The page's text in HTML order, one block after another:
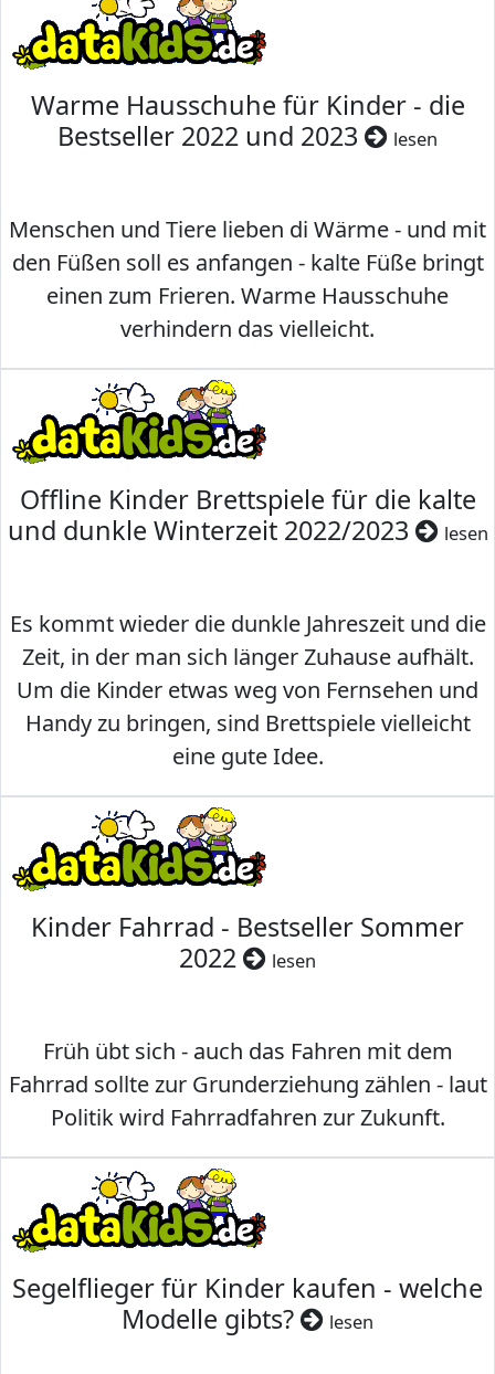
Warme Hausschuhe für Kinder - die
Bestseller 2022 und 2023
lesen
Menschen und Tiere lieben di Wärme - und mit
den Füßen soll es anfangen - kalte Füße bringt
einen zum Frieren. Warme Hausschuhe
verhindern das vielleicht.
Offline Kinder Brettspiele für die kalte
und dunkle Winterzeit 2022/2023
lesen
Es kommt wieder die dunkle Jahreszeit und die
Zeit, in der man sich länger Zuhause aufhält.
Um die Kinder etwas weg von Fernsehen und
Handy zu bringen, sind Brettspiele vielleicht
eine gute Idee.
Kinder Fahrrad - Bestseller Sommer
2022
lesen
Früh übt sich - auch das Fahren mit dem
Fahrrad sollte zur Grunderziehung zählen - laut
Politik wird Fahrradfahren zur Zukunft.
Segelflieger für Kinder kaufen - welche
Modelle gibts?
lesen